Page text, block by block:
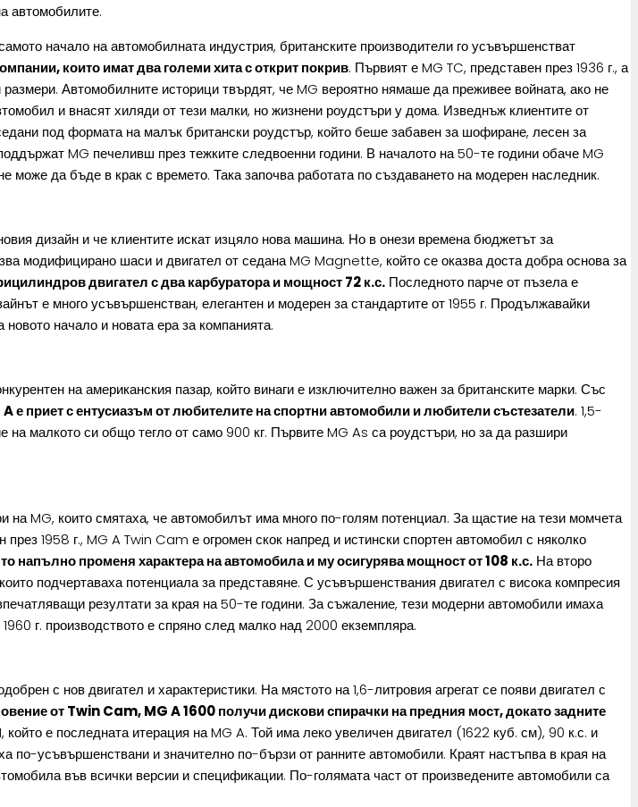
автомобилите.
начало на автомобилната индустрия, британските производители го усъвършенстват
които имат два големи хита с открит покрив. Първият е MG TC, представен през 1936 г., а
Автомобилните историци твърдят, че MG вероятно нямаше да преживее войната, ако не
и внасят хиляди от тези малки, но жизнени роудстъри у дома. Изведнъж клиентите от
под формата на малък британски роудстър, който беше забавен за шофиране, лесен за
MG печеливш през тежките следвоенни години. В началото на 50-те години обаче MG
да бъде в крак с времето. Така започва работата по създаването на модерен наследник.
дизайн и че клиентите искат изцяло нова машина. Но в онези времена бюджетът за
модифицирано шаси и двигател от седана MG Magnette, който се оказва доста добра основа за
двигател с два карбуратора и мощност 72 к.с. Последното парче от пъзела е
е много усъвършенстван, елегантен и модерен за стандартите от 1955 г. Продължавайки
начало и новата ера за компанията.
на американския пазар, който винаги е изключително важен за британските марки. Със
е приет с ентусиазъм от любителите на спортни автомобили и любители състезатели. 1,5-
малкото си общо тегло от само 900 кг. Първите MG As са роудстъри, но за да разшири
MG, които смятаха, че автомобилът има много по-голям потенциал. За щастие на тези момчета
1958 г., MG A Twin Cam е огромен скок напред и истински спортен автомобил с няколко
напълно променя характера на автомобила и му осигурява мощност от 108 к.с. На второ
подчертаваха потенциала за представяне. С усъвършенствания двигател с висока компресия
резултати за края на 50-те години. За съжаление, тези модерни автомобили имаха
г. производството е спряно след малко над 2000 екземпляра.
с нов двигател и характеристики. На мястото на 1,6-литровия агрегат се появи двигател с
от Twin Cam, MG A 1600 получи дискови спирачки на предния мост, докато задните
е последната итерация на MG A. Той има леко увеличен двигател (1622 куб. см), 90 к.с. и
по-усъвършенствани и значително по-бързи от ранните автомобили. Краят настъпва в края на
във всички версии и спецификации. По-голямата част от произведените автомобили са